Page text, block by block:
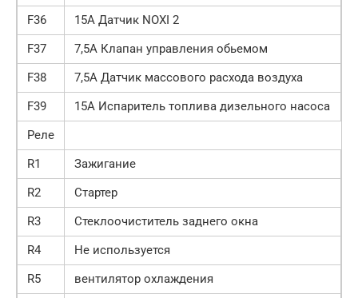
F36
15А Датчик NOXI 2
F37
7,5А Клапан управления обьемом
F38
7,5А Датчик массового расхода воздуха
F39
15А Испаритель топлива дизельного насоса
Реле
R1
Зажигание
R2
Стартер
R3
Стеклоочиститель заднего окна
R4
Не используется
R5
вентилятор охлаждения